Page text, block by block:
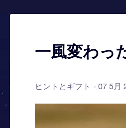
一風変わっ
ヒントとギフト 07 5月